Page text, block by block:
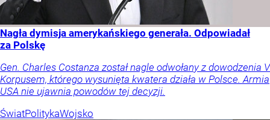
Nagła dymisja amerykańskiego generała. Odpowiadał
za Polskę
Gen. Charles Costanza został nagle odwołany z dowodzenia V
Korpusem, którego wysunięta kwatera działa w Polsce. Armia
USA nie ujawnia powodów tej decyzji.
ŚwiatPolitykaWojsko